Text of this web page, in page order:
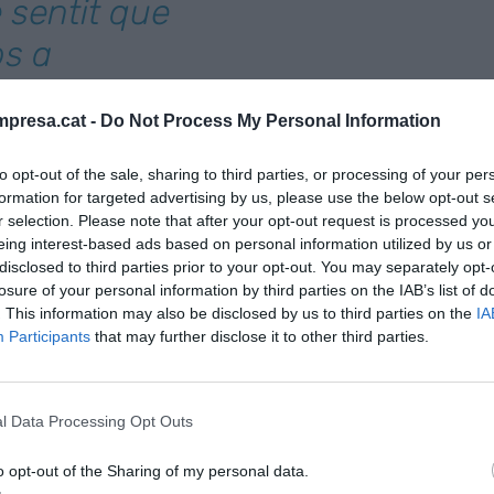
- Do Not Process My Personal Information
opt-out of the sale, sharing to third parties, or processing of your
for targeted advertising by us, please use the below opt-out
selection. Please note that after your opt-out request is processed
interest-based ads based on personal information utilized by us
to third parties prior to your opt-out. You may separately
of your personal information by third parties on the IAB’s list of
This information may also be disclosed by us to third parties on the
Participants that may further disclose it to other third parties.
Data Processing Opt Outs
opt-out of the Sharing of my personal data.
sentit que
a
que a
per a les eleccions al Parlament de Catalunya
de tenir en compte l’executiu que sorgeixi de
a la simplificació li hem atorgat prioritat u
patronal amb les administracions pel gran
però també en el desenvolupament del
com l’
que Catalunya està a la cua de les regions
govern. O elRànquing de Competitivitat 2023
el qual en els darrers cinc anys, España ha
total de 64 economies analitzades, en